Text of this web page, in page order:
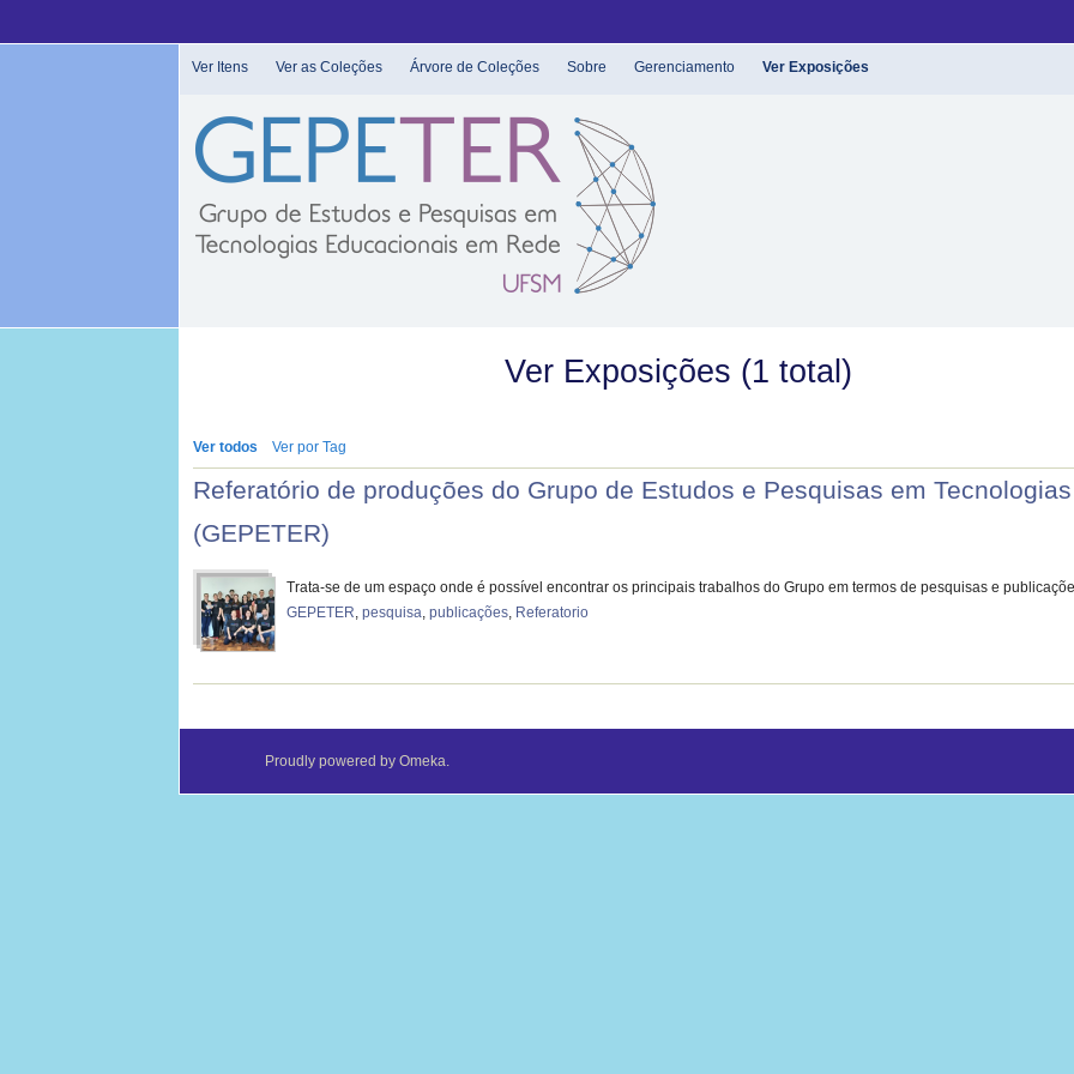
Ver Itens Ver as Coleções Árvore de Coleções Sobre Gerenciamento Ver Exposições
Ver Exposições (1 total)
Ver todos Ver por Tag
Referatório de produções do Grupo de Estudos e Pesquisas em
(GEPETER)
Trata-se de um espaço onde é possível encontrar os principais trabalhos do Grupo em termos de pesquisas e
GEPETER,pesquisa,publicações, Referatorio
Proudly powered byOmeka.